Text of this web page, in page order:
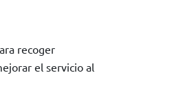
recoger
el servicio al